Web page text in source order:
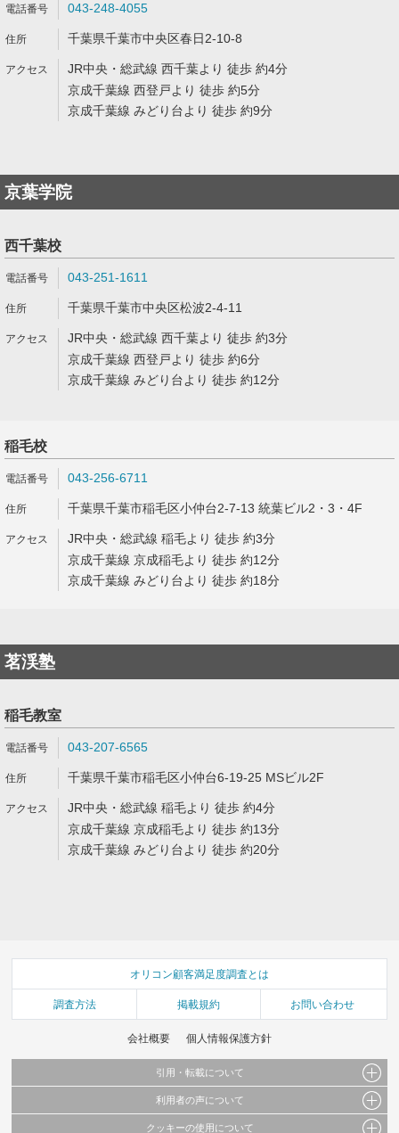
043-248-4055
千葉県千葉市中央区春日2-10-8
JR中央・総武線 西千葉より 徒歩 約4分
京成千葉線 西登戸より 徒歩 約5分
京成千葉線 みどり台より 徒歩 約9分
京葉学院
西千葉校
043-251-1611
千葉県千葉市中央区松波2-4-11
JR中央・総武線 西千葉より 徒歩 約3分
京成千葉線 西登戸より 徒歩 約6分
京成千葉線 みどり台より 徒歩 約12分
稲毛校
043-256-6711
千葉県千葉市稲毛区小仲台2-7-13 統葉ビル2・3・4F
JR中央・総武線 稲毛より 徒歩 約3分
京成千葉線 京成稲毛より 徒歩 約12分
京成千葉線 みどり台より 徒歩 約18分
茗渓塾
稲毛教室
043-207-6565
千葉県千葉市稲毛区小仲台6-19-25 MSビル2F
JR中央・総武線 稲毛より 徒歩 約4分
京成千葉線 京成稲毛より 徒歩 約13分
京成千葉線 みどり台より 徒歩 約20分
オリコン顧客満足度調査とは
調査方法 掲載規約 お問い合わせ
会社概要 個人情報保護方針
引用・転載について
当サイトで公開されている情報（文字、写真、イラスト、画像データ等）及びこれらの配
利用者の声について
当サイトに掲載している内容はすべてサービスの利用者が提出された見解・感想です。
クッキーの使用について